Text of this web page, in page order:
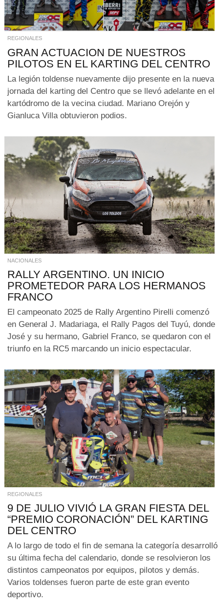
REGIONALES
GRAN ACTUACION DE NUESTROS
PILOTOS EN EL KARTING DEL CENTRO
La legión toldense nuevamente dijo presente en la nueva
jornada del karting del Centro que se llevó adelante en el
kartódromo de la vecina ciudad. Mariano Orejón y
Gianluca Villa obtuvieron podios.
NACIONALES
RALLY ARGENTINO. UN INICIO
PROMETEDOR PARA LOS HERMANOS
FRANCO
El campeonato 2025 de Rally Argentino Pirelli comenzó
en General J. Madariaga, el Rally Pagos del Tuyú, donde
José y su hermano, Gabriel Franco, se quedaron con el
triunfo en la RC5 marcando un inicio espectacular.
REGIONALES
9 DE JULIO VIVIÓ LA GRAN FIESTA DEL
“PREMIO CORONACIÓN” DEL KARTING
DEL CENTRO
A lo largo de todo el fin de semana la categoría desarrolló
su última fecha del calendario, donde se resolvieron los
distintos campeonatos por equipos, pilotos y demás.
Varios toldenses fueron parte de este gran evento
deportivo.